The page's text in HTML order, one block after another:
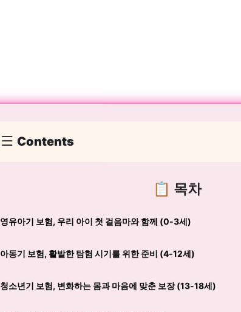
Contents
📋 목차
영유아기 보험, 우리 아이 첫 걸음마와 함께 (0-3세)
아동기 보험, 활발한 탐험 시기를 위한 준비 (4-12세)
청소년기 보험, 변화하는 몸과 마음에 맞춘 보장 (13-18세)